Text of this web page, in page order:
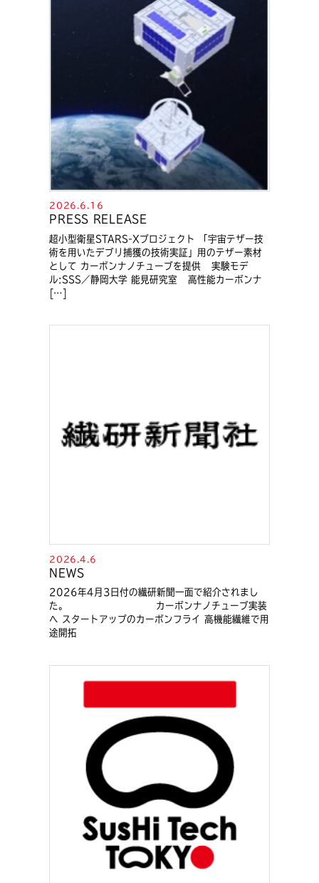
2026.6.16
PRESS RELEASE
超小型衛星STARS-Xプロジェクト 「宇宙テザー技
術を用いたデブリ捕獲の技術実証」用のテザー素材
として カーボンナノチューブを提供 実験モデ
ル:SSS／静岡大学 能見研究室 高性能カーボンナ
[…]
2026.4.6
NEWS
2026年4月3日付の繊研新聞一面で紹介されまし
た。 カーボンナノチューブ実装
へ スタートアップのカーボンフライ 高機能繊維で用
途開拓